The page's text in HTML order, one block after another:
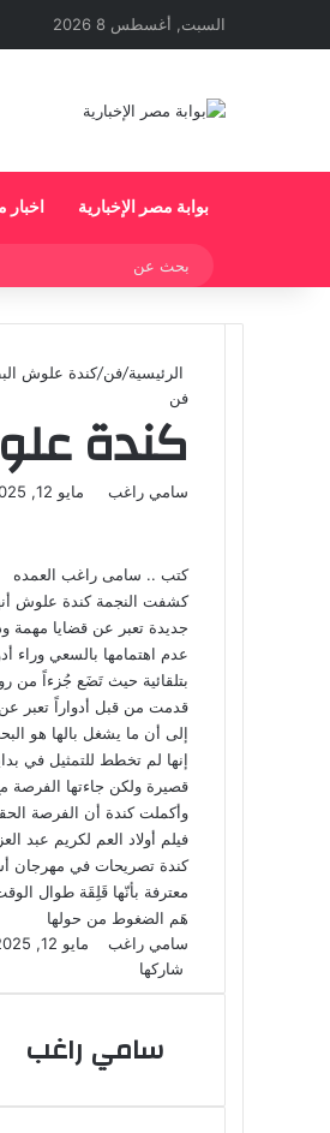
السبت, أغسطس 8 2026
بوابة مصر الإخبارية اخبار
الرئيسية/فن/كندة علوش
فن
كندة
سامي راغب
أرسل
مايو 12, 2025
كتب .. سامى راغب العمده
كشفت النجمة كندة علوش أنها
جديدة تعبر عن قضايا مهمة
عدم اهتمامها بالسعي وراء
بتلقائية حيث تَضَع جُزءاً من
قدمت من قبل أدواراً تعبر عن
إلى أن ما يشغل بالها هو
قصيرة ولكن جاءتها الفرصة
وأكملت كندة أن الفرصة
فيلم أولاد العم لكريم عبد
كندة تصريحات في مهرجان
معترفة بأنّها قَلِقَة طوال
هَم الضغوط من حولها
سامي راغب
أرسل
إلكترونيا
مايو 12, 2025
فيسبوك‫Xلينكدإن
بينتيريست
‫Pocket
واتساب
تيلقرام
ڤايبر
لاين
شاركها
عبر
سامي راغب